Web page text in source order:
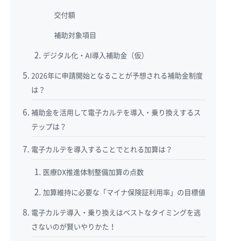
交付額
補助対象項目
デジタル化・AI導入補助金（仮）
2026年に申請開始となることが予想される補助金制度
は？
補助金を活用して電子カルテを導入・乗り換えするス
テップは？
電子カルテを導入することでとれる加算は？
医療DX推進体制整備加算の点数
加算維持に必要な「マイナ保険証利用率」の目標値
電子カルテ導入・乗り換えはベストなタイミングを逃
さないのが賢いやりかた！